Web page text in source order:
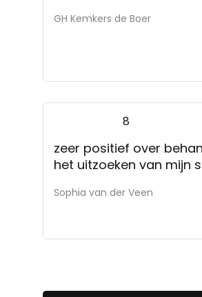
GH Kemkers de Boer
8
zeer positief over
het uitzoeken van mijn
Sophia van der Veen